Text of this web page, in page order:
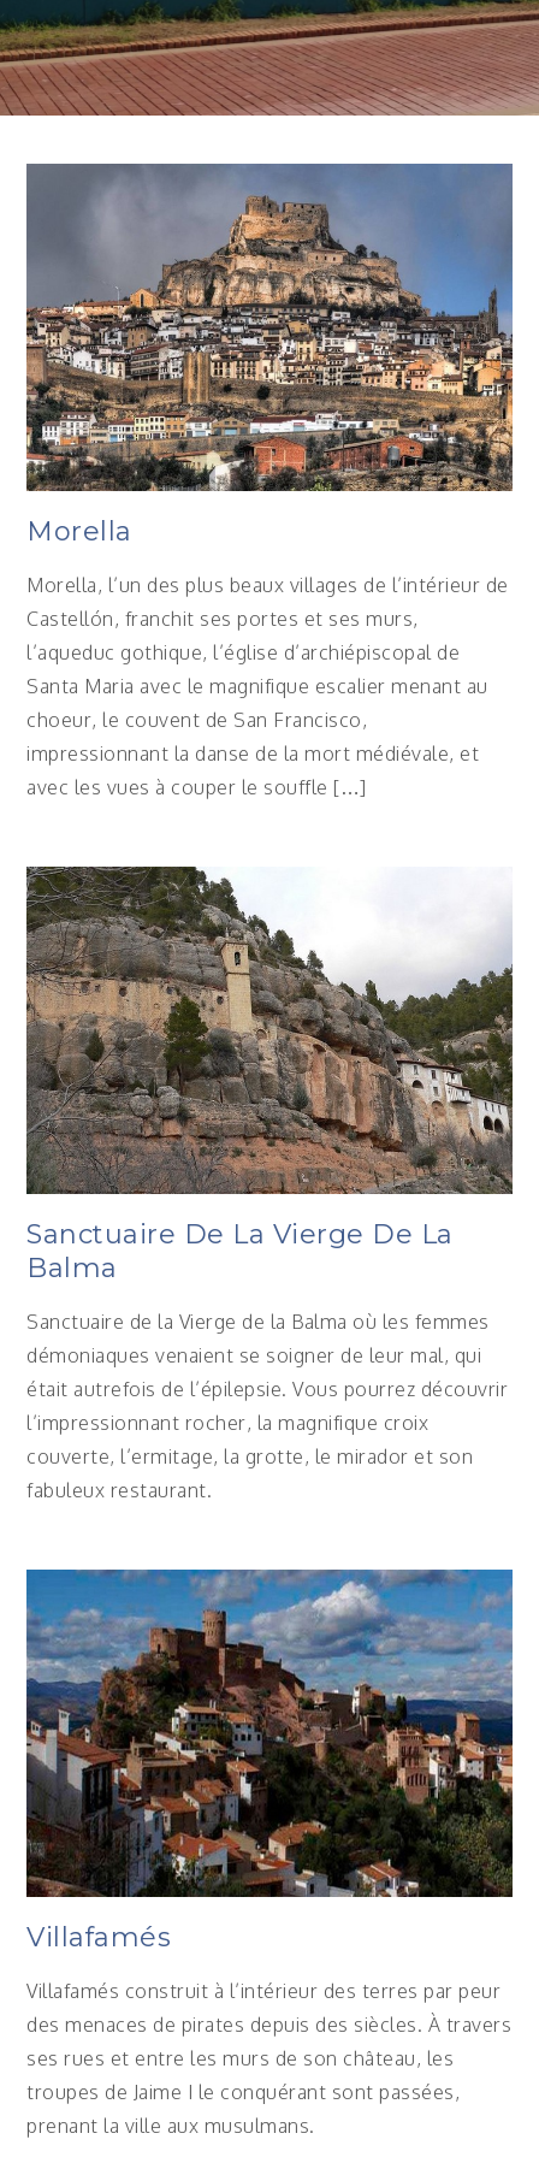
Morella
Morella, l’un des plus beaux villages de l’intérieur de
Castellón, franchit ses portes et ses murs,
l’aqueduc gothique, l’église d’archiépiscopal de
Santa Maria avec le magnifique escalier menant au
choeur, le couvent de San Francisco,
impressionnant la danse de la mort médiévale, et
avec les vues à couper le souffle […]
Sanctuaire De La Vierge De La
Balma
Sanctuaire de la Vierge de la Balma où les femmes
démoniaques venaient se soigner de leur mal, qui
était autrefois de l’épilepsie. Vous pourrez découvrir
l’impressionnant rocher, la magnifique croix
couverte, l’ermitage, la grotte, le mirador et son
fabuleux restaurant.
Villafamés
Villafamés construit à l’intérieur des terres par peur
des menaces de pirates depuis des siècles. À travers
ses rues et entre les murs de son château, les
troupes de Jaime I le conquérant sont passées,
prenant la ville aux musulmans.